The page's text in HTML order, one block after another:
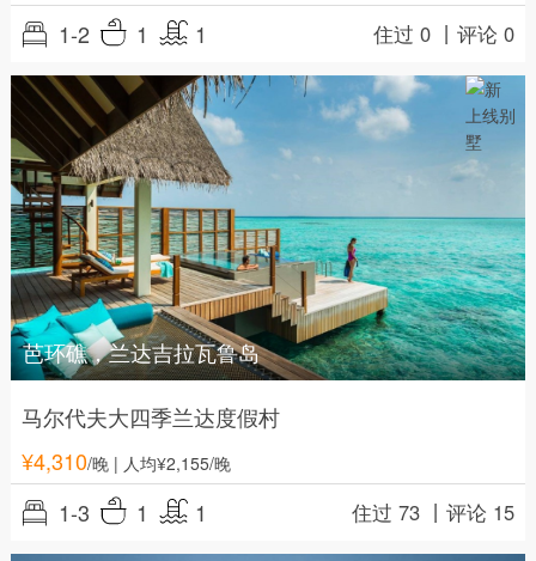
1-2 1 1 住过 0 丨评论 0
芭环礁，兰达吉拉瓦鲁岛
马尔代夫大四季兰达度假村
¥4,310/晚| 人均¥2,155/晚
1-3 1 1 住过 73 丨评论 15